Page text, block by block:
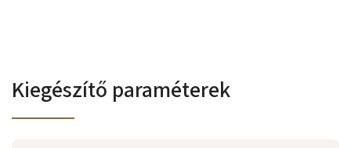
Kiegészítő paraméterek